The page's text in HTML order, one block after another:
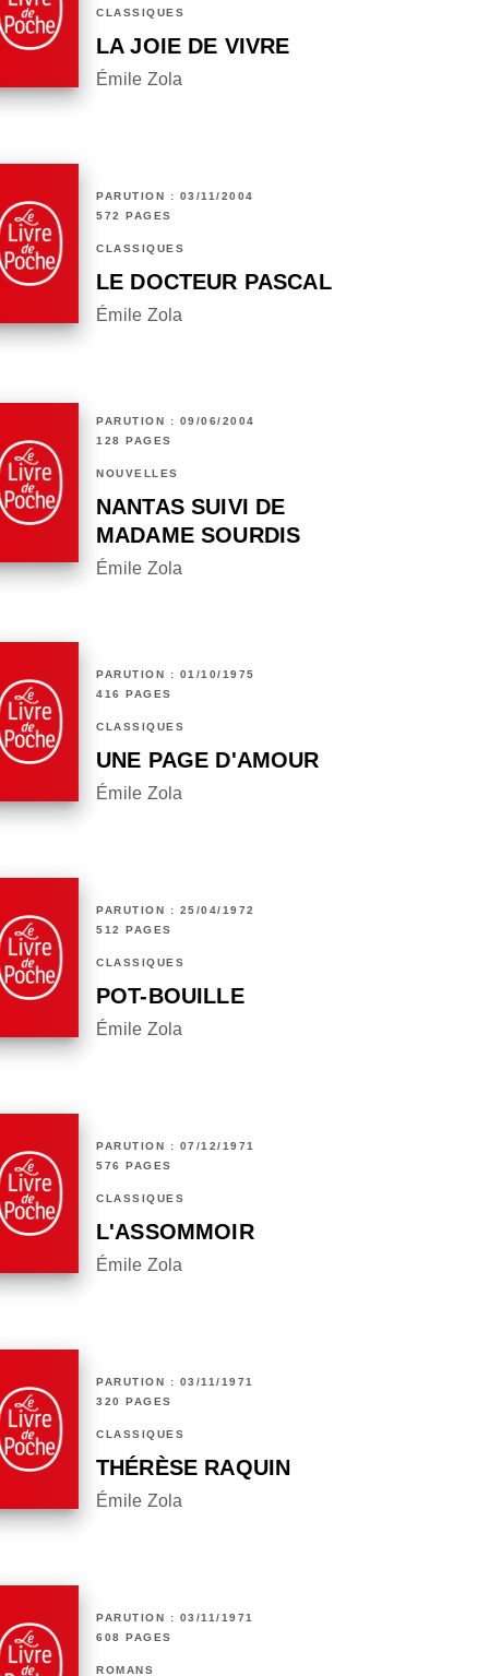
CLASSIQUES
LA JOIE DE VIVRE
Émile Zola
PARUTION : 03/11/2004
572 PAGES
CLASSIQUES
LE DOCTEUR PASCAL
Émile Zola
PARUTION : 09/06/2004
128 PAGES
NOUVELLES
NANTAS SUIVI DE
MADAME SOURDIS
Émile Zola
PARUTION : 01/10/1975
416 PAGES
CLASSIQUES
UNE PAGE D'AMOUR
Émile Zola
PARUTION : 25/04/1972
512 PAGES
CLASSIQUES
POT-BOUILLE
Émile Zola
PARUTION : 07/12/1971
576 PAGES
CLASSIQUES
L'ASSOMMOIR
Émile Zola
PARUTION : 03/11/1971
320 PAGES
CLASSIQUES
THÉRÈSE RAQUIN
Émile Zola
PARUTION : 03/11/1971
608 PAGES
ROMANS